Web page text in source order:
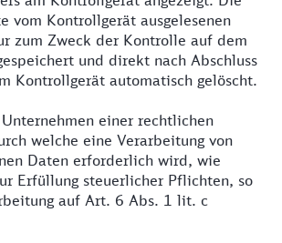
vom Kontrollgerät ausgelesenen
zum Zweck der Kontrolle auf dem
und direkt nach Abschluss
Kontrollgerät automatisch gelöscht.
einer rechtlichen
welche eine Verarbeitung von
Daten erforderlich wird, wie
Erfüllung steuerlicher Pflichten, so
auf Art. 6 Abs. 1 lit. c